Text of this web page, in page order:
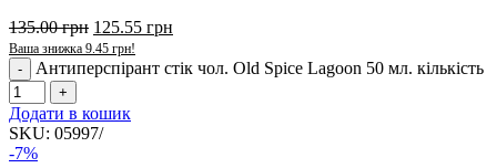
135.00грн 125.55 грн
Ваша знижка 9.45 грн!
Антиперспірант стік чол. Old Spice Lagoon 50 мл. кількість
Додати в кошик
SKU: 05997/
-7%